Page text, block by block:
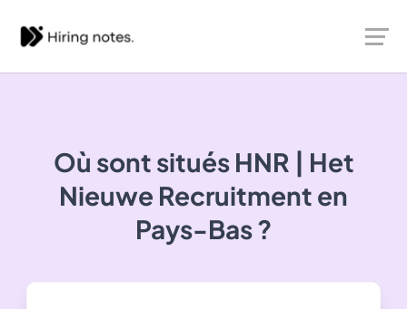
Où sont situés HNR | Het
Nieuwe Recruitment en
Pays-Bas ?